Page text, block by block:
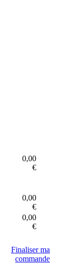
0,00
€
0,00
€
0,00
€
Finaliser ma
commande